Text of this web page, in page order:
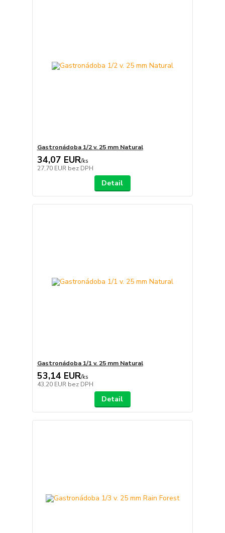
Gastronádoba 1/2 v. 25 mm Natural
34,07 EUR/ks
27,70 EUR bez DPH
Detail
Gastronádoba 1/1 v. 25 mm Natural
53,14 EUR/ks
43,20 EUR bez DPH
Detail